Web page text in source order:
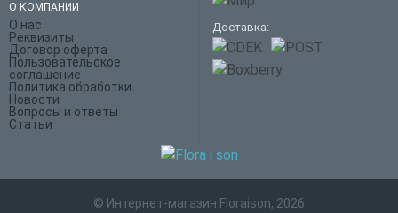
О КОМПАНИИ
О нас
Реквизиты
Договор оферта
Пользовательское
соглашение
Политика обработки
Новости
Вопросы и ответы
Статьи
Доставка:
© Интернет-магазин Floraison, 2026